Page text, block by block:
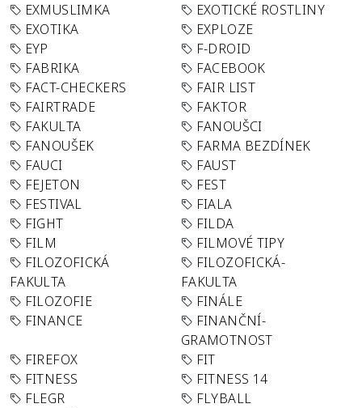
EXMUSLIMKA
EXOTICKÉ ROSTLINY
EXOTIKA
EXPLOZE
EYP
F-DROID
FABRIKA
FACEBOOK
FACT-CHECKERS
FAIR LIST
FAIRTRADE
FAKTOR
FAKULTA
FANOUŠCI
FANOUŠEK
FARMA BEZDÍNEK
FAUCI
FAUST
FEJETON
FEST
FESTIVAL
FIALA
FIGHT
FILDA
FILM
FILMOVÉ TIPY
FILOZOFICKÁ
FAKULTA
FILOZOFICKÁ-
FAKULTA
FILOZOFIE
FINÁLE
FINANCE
FINANČNÍ-
GRAMOTNOST
FIREFOX
FIT
FITNESS
FITNESS 14
FLEGR
FLYBALL